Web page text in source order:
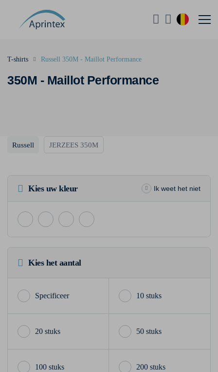
350M - Maillot Performance
T-shirts Russell 350M - Maillot Performance
Russell JERZEES 350M
Kies uw kleur Ik weet het niet
Kies het aantal
10 stuks
20 stuks 50 stuks
100 stuks 200 stuks